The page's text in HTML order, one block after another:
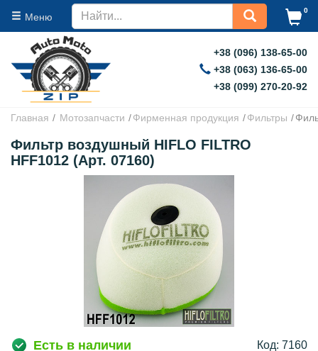
Меню
0
+38 (096) 138-65-00
+38 (063) 136-65-00
+38 (099) 270-20-92
Главная Мотозапчасти Фирменная продукция Фильтры
Фильтр воздушный HIFLO FILTRO
HFF1012 (Арт. 07160)
Есть в наличии Код: 7160